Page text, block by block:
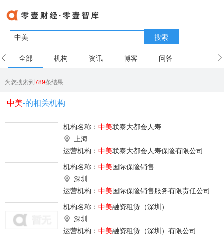
搜索
全部 机构 资讯 博客 问答
为您搜索到789条结果
中美-的相关机构
机构名称： 中美联泰大都会人寿
上海
运营机构： 中美联泰大都会人寿保险有限公司
机构名称： 中美国际保险销售
深圳
运营机构： 中美国际保险销售服务有限责任公司
机构名称： 中美融资租赁（深圳）
深圳
运营机构： 中美融资租赁（深圳）有限公司